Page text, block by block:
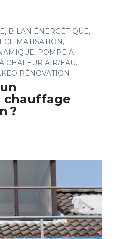
, BILAN ÉNERGÉTIQUE,
CLIMATISATION ,
, POMPE À
CHALEUR AIR/EAU,
RÉNOVATION
chauffage
?